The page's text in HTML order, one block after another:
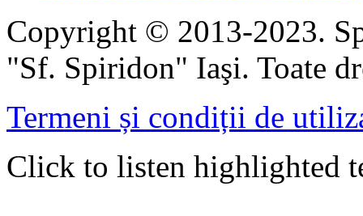
Copyright © 2013-2023.
"Sf. Spiridon" Iaşi. Toate
Termeni și condiții de
Click to listen highlighted